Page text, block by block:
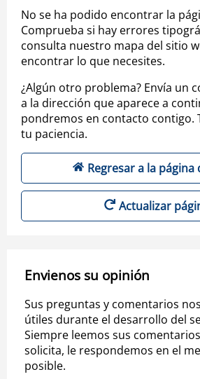
No se ha podido encontrar la
Comprueba si hay errores
consulta nuestro mapa del sitio
encontrar lo que necesites.
¿Algún otro problema? Envía un
a la dirección que aparece a
pondremos en contacto contigo.
tu paciencia.
Regresar a la página
Actualizar
Envienos su opinión
Sus preguntas y comentarios
útiles durante el desarrollo del
Siempre leemos sus
solicita, le respondemos en el
posible.